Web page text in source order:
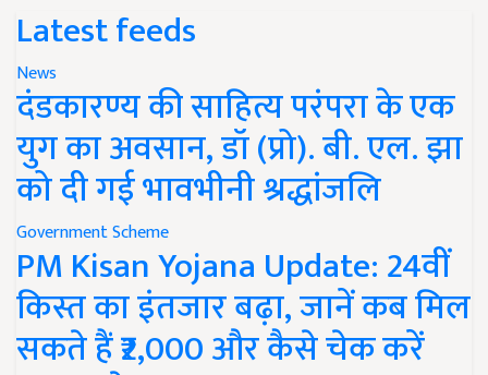
Latest feeds
News
दंडकारण्य की साहित्य परंपरा के एक
युग का अवसान, डॉ (प्रो). बी. एल. झा
को दी गई भावभीनी श्रद्धांजलि
Government Scheme
PM Kisan Yojana Update: 24वीं
किस्त का इंतजार बढ़ा, जानें कब मिल
सकते हैं ₹2,000 और कैसे चेक करें